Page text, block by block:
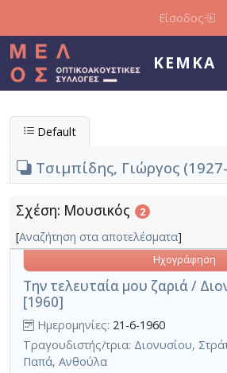
Είσοδος
ΚΕΜΚΑ
Default
Τσιμπίδης, Γιώργος
Σχέση: Μουσικός 2
[Αναζήτηση στα αποτελέσματα]
Την τελευταία μου ζαριά /
[1960]
Ηχογράφηση
Ημερομηνίες: 21-6-1960
Τραγουδιστής/τρια: Διονυσίου,
Παπά, Ανθούλα